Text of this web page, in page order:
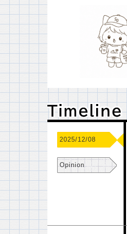
Ｔｉｍｅｌｉｎｅ
Ｔｉｍｅｌｉｎｅ
2025/12/08
Opinion